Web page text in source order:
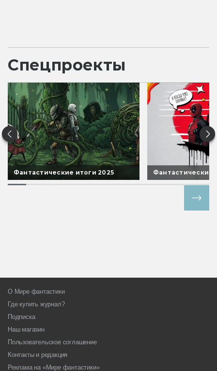
Спецпроекты
Фантастические итоги 2025 Фантастические
О Мире фантастики
Где купить журнал?
Подписка
Наш магазин
Пользовательское соглашение
Контакты и редакция
Реклама на «Мире фантастики»